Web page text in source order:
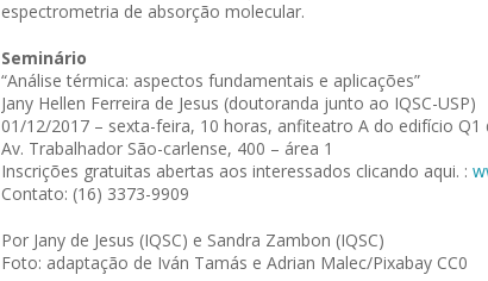
espectrometria de absorção molecular.
Seminário
“Análise térmica: aspectos fundamentais e aplicações”
Jany Hellen Ferreira de Jesus (doutoranda junto ao IQSC-USP)
01/12/2017 – sexta-feira, 10 horas, anfiteatro A do edifício Q1
Av. Trabalhador São-carlense, 400 – área 1
Inscrições gratuitas abertas aos interessados clicando aqui. :
Contato: (16) 3373-9909
Por Jany de Jesus (IQSC) e Sandra Zambon (IQSC)
Foto: adaptação de Iván Tamás e Adrian Malec/Pixabay CC0